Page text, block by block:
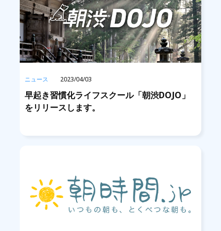
ニュース 2023/04/03
早起き習慣化ライフスクール「朝渋DOJO」
をリリースします。